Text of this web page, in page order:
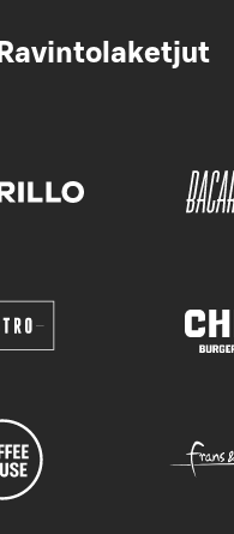
Ravintolaketjut